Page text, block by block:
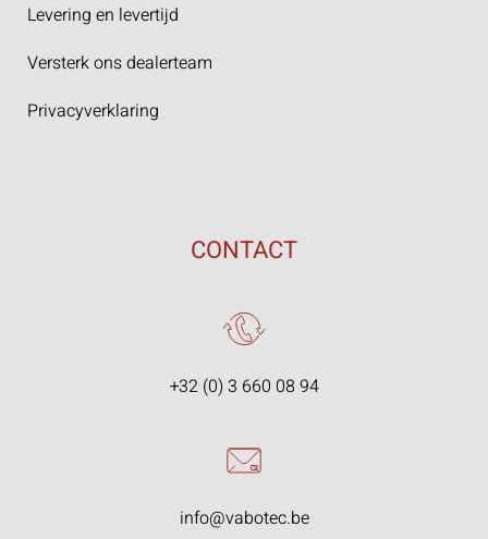
Levering en levertijd
Versterk ons dealerteam
Privacyverklaring
CONTACT
+32 (0) 3 660 08 94
info@vabotec.be